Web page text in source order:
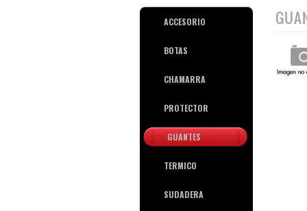
ACCESORIO
BOTAS
CHAMARRA
PROTECTOR
GUANTES
TERMICO
SUDADERA